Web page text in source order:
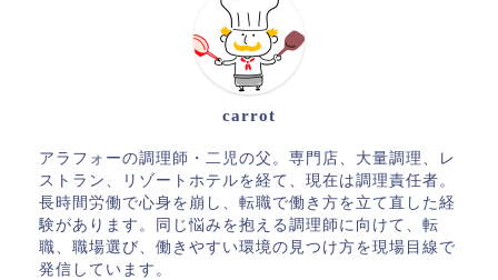
carrot
アラフォーの調理師・二児の父。専門店、大量調理、レ
ストラン、リゾートホテルを経て、現在は調理責任者。
長時間労働で心身を崩し、転職で働き方を立て直した経
験があります。同じ悩みを抱える調理師に向けて、転
職、職場選び、働きやすい環境の見つけ方を現場目線で
発信しています。